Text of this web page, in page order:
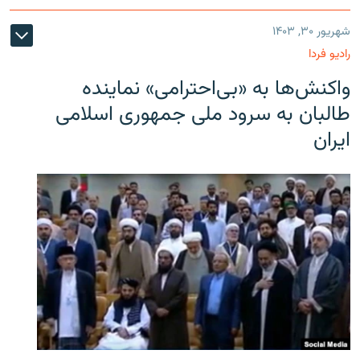
شهریور ۳۰, ۱۴۰۳
رادیو فردا
واکنش‌ها به «بی‌احترامی» نماینده
طالبان به سرود ملی جمهوری اسلامی
ایران